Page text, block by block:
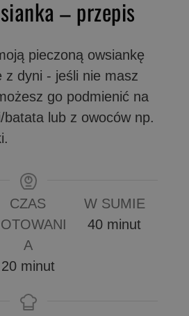
– przepis
pieczoną owsiankę
z dyni - jeśli nie masz
go podmienić na
lub z owoców np.
CZAS
A
20minuty
minut
W SUMIE
40minuty
minut